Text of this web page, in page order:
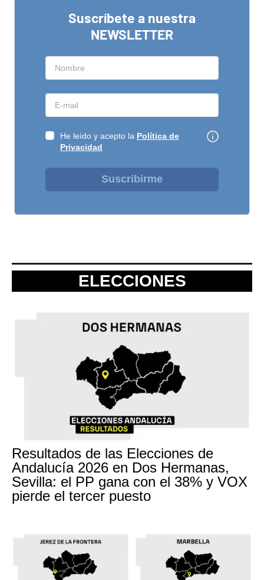
Suscríbete a nuestra
NEWSLETTER
He leído y acepto la Política de
Privacidad
Suscribirme
ELECCIONES
Resultados de las Elecciones de
Andalucía 2026 en Dos Hermanas,
Sevilla: el PP gana con el 38% y VOX
pierde el tercer puesto